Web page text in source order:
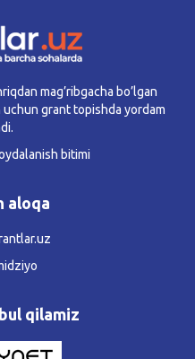
mag’ribgacha bo’lgan
grant topishda yordam
bitimi
aloqa
qilamiz